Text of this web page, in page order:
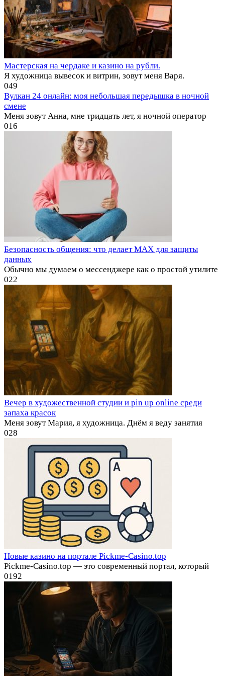
Мастерская на чердаке и казино на рубли.
Я художница вывесок и витрин, зовут меня Варя.
049
Вулкан 24 онлайн: моя небольшая передышка в ночной
смене
Меня зовут Анна, мне тридцать лет, я ночной оператор
016
Безопасность общения: что делает MAX для защиты
данных
Обычно мы думаем о мессенджере как о простой утилите
022
Вечер в художественной студии и pin up online среди
запаха красок
Меня зовут Мария, я художница. Днём я веду занятия
028
Новые казино на портале Pickme-Casino.top
Pickme-Casino.top — это современный портал, который
0192